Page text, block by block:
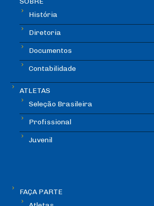
História
Diretoria
Documentos
Contabilidade
ATLETAS
Seleção Brasileira
Profissional
Juvenil
FAÇA PARTE